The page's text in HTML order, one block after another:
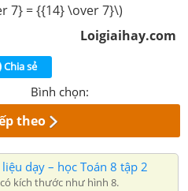
7} = {{14} \over 7}\)
Loigiaihay.com
Chia sẻ
Bình chọn:
theo
dạy – học Toán 8 tập 2
kích thước như hình 8.